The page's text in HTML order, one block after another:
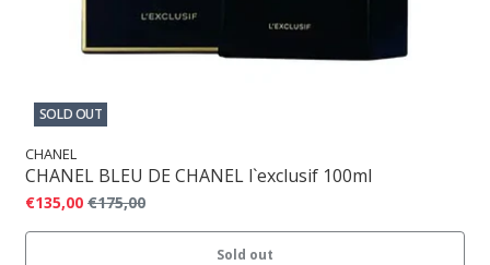
SOLD OUT
CHANEL
CHANEL BLEU DE CHANEL l`exclusif 100ml
€135,00 €175,00
Sold out